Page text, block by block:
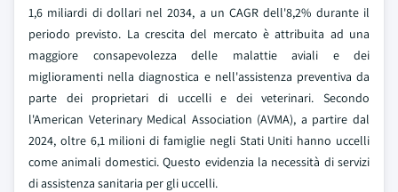
1,6 miliardi di dollari nel 2034, a un CAGR dell'8,2% durante il
periodo previsto. La crescita del mercato è attribuita ad una
maggiore consapevolezza delle malattie aviali e dei
miglioramenti nella diagnostica e nell'assistenza preventiva da
parte dei proprietari di uccelli e dei veterinari. Secondo
l'American Veterinary Medical Association (AVMA), a partire dal
2024, oltre 6,1 milioni di famiglie negli Stati Uniti hanno uccelli
come animali domestici. Questo evidenzia la necessità di servizi
di assistenza sanitaria per gli uccelli.